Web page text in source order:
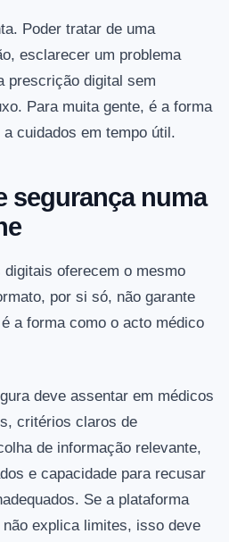
Poder tratar de uma
esclarecer um problema
prescrição digital sem
Para muita gente, é a forma
cuidados em tempo útil.
segurança numa
oferecem o mesmo
por si só, não garante
a forma como o acto médico
deve assentar em médicos
critérios claros de
de informação relevante,
e capacidade para recusar
Se a plataforma
explica limites, isso deve